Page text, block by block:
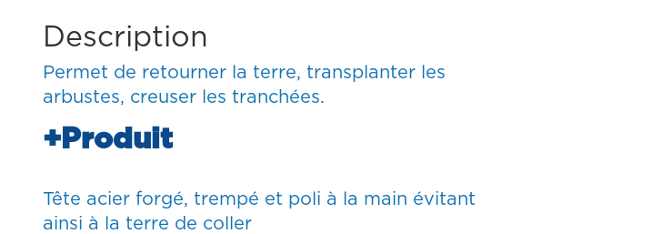
Description
Permet de retourner la terre, transplanter les
arbustes, creuser les tranchées.
+Produit
Tête acier forgé, trempé et poli à la main évitant
ainsi à la terre de coller